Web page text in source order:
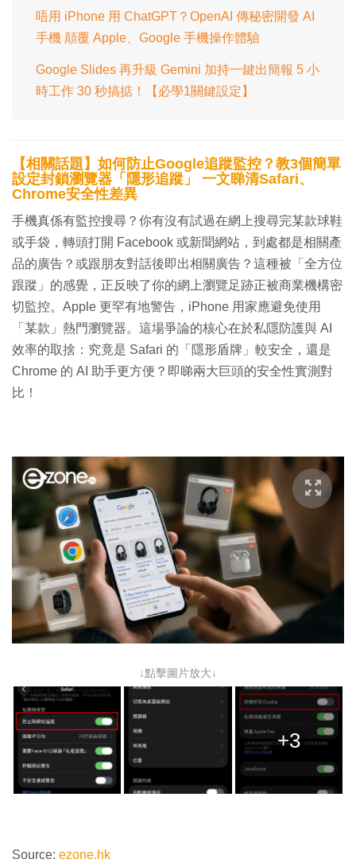
唔用 iPhone 用 ChatGPT？OpenAI 傳秘密開發 AI
手機 顛覆 Apple、Google 手機操作體驗
Google Slides 再升級 Gemini 加持一鍵出簡報 5 小
時工作 30 秒搞掂！【必學1關鍵設定】
【相關話題】如何防止Google追蹤監控？教3個簡單
設定封鎖瀏覽器「隱形追蹤」 一文睇清Safari、
Chrome安全性差異
手機真係有監控搜尋？你有沒有試過在網上搜尋完某款球鞋
或手袋，轉頭打開 Facebook 或新聞網站，到處都是相關產
品的廣告？或跟朋友對話後即出相關廣告？這種被「全方位
跟蹤」的感覺，正反映了你的網上瀏覽足跡正被商業機構密
切監控。Apple 更罕有地警告，iPhone 用家應避免使用
「某款」熱門瀏覽器。這場爭論的核心在於私隱防護與 AI
效率的取捨：究竟是 Safari 的「隱形盾牌」較安全，還是
Chrome 的 AI 助手更方便？即睇兩大巨頭的安全性實測對
比！
↓點擊圖片放大↓
+3
Source: ezone.hk